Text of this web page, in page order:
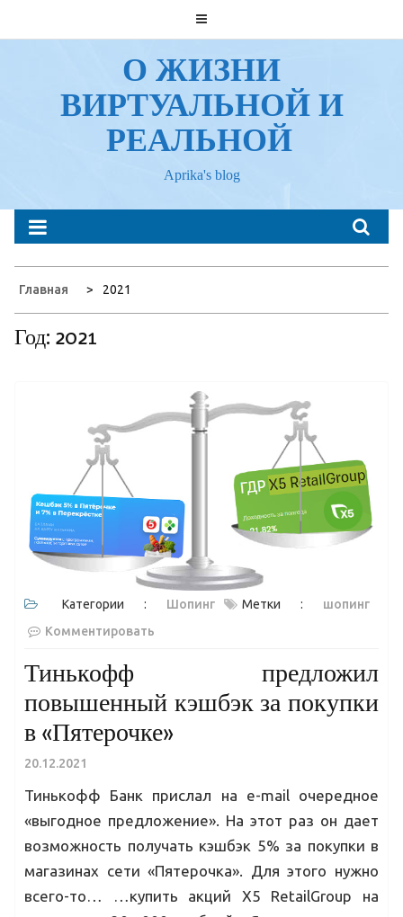
О ЖИЗНИ
ВИРТУАЛЬНОЙ И
РЕАЛЬНОЙ
Aprika's blog
Главная 2021
Год: 2021
Категории : Шопинг Метки : шопинг
Комментировать
Тинькофф предложил
повышенный кэшбэк за покупки
в «Пятерочке»
20.12.2021
Тинькофф Банк прислал на e-mail очередное
«выгодное предложение». На этот раз он дает
возможность получать кэшбэк 5% за покупки в
магазинах сети «Пятерочка». Для этого нужно
всего-то… …купить акций X5 RetailGroup на